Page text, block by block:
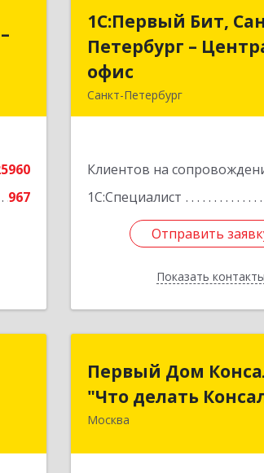
967
–
1С:Первый Бит,
Петербург –
офис
Санкт-Петербург
Клиентов на
1С:Специалист
Отправить
Показать контакты
1С:Первый
Петербург –
Отправить
Назад
Первый Дом
"Что делать
Москва
Первый Дом
"Что делать
127083, Москва г,